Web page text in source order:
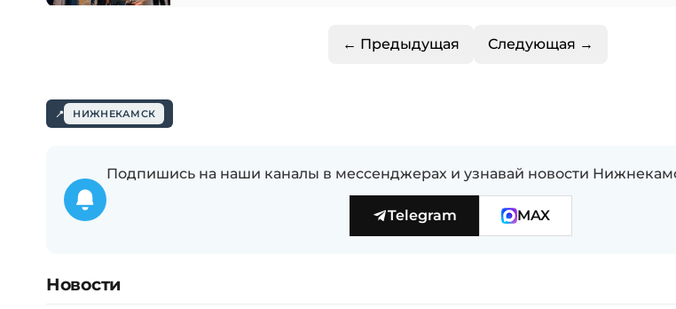
← Предыдущая Следующая →
НИЖНЕКАМСК
Подпишись на наши каналы в мессенджерах и узнавай новости
Telegram MAX
Новости